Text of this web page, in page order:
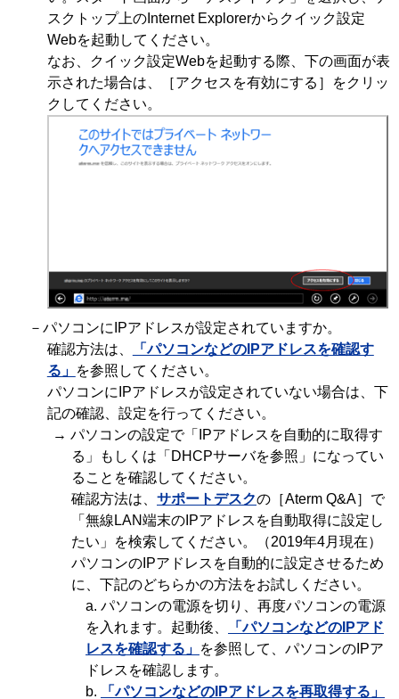
スクトップ上のInternet Explorerからクイック設定
Webを起動してください。
なお、クイック設定Webを起動する際、下の画面が表
示された場合は、［アクセスを有効にする］をクリッ
クしてください。
－パソコンにIPアドレスが設定されていますか。
確認方法は、
「パソコンなどのIPアドレスを確認す
る」 を参照してください。
パソコンにIPアドレスが設定されていない場合は、下
記の確認、設定を行ってください。
→ パソコンの設定で「IPアドレスを自動的に取得す
る」もしくは「DHCPサーバを参照」になってい
ることを確認してください。
確認方法は、 サポートデスクの［Aterm Q&A］で
「無線LAN端末のIPアドレスを自動取得に設定し
たい」を検索してください。（2019年4月現在）
パソコンのIPアドレスを自動的に設定させるため
に、下記のどちらかの方法をお試しください。
a. パソコンの電源を切り、再度パソコンの電源
を入れます。起動後、
「パソコンなどのIPアド
レスを確認する」 を参照して、パソコンのIPア
ドレスを確認します。
b.
「パソコンなどのIPアドレスを再取得する」